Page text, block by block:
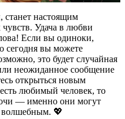
станет настоящим
Удача в любви
Если вы одиноки,
сегодня вы можете
это будет случайная
неожиданное сообщение
открыться новым
любимый человек, то
— именно они могут
волшебным. 💖